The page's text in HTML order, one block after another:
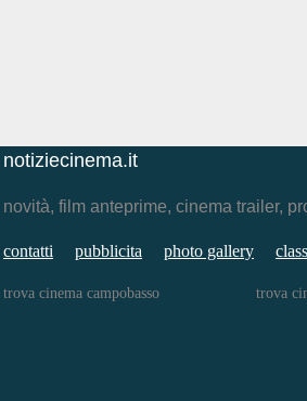
notiziecinema.it
novità, film anteprime, cinema trailer,
contatti pubblicita photo gallery
trova cinema campobasso trova